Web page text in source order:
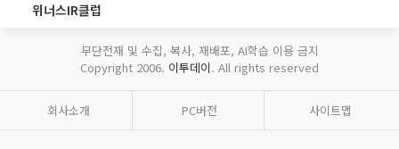
위너스IR클럽
무단전재 및 수집, 복사, 재배포, AI학습 이용 금지
Copyright 2006. 이투데이. All rights reserved
회사소개 PC버전 사이트맵